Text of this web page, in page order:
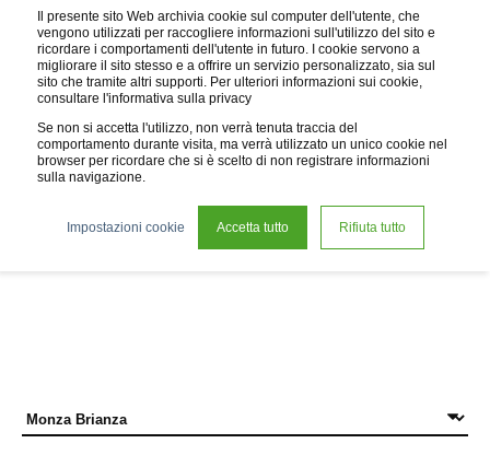
Il presente sito Web archivia cookie sul computer dell'utente, che
vengono utilizzati per raccogliere informazioni sull'utilizzo del sito e
ricordare i comportamenti dell'utente in futuro. I cookie servono a
migliorare il sito stesso e a offrire un servizio personalizzato, sia sul
sito che tramite altri supporti. Per ulteriori informazioni sui cookie,
consultare l'informativa sulla privacy
Se non si accetta l'utilizzo, non verrà tenuta traccia del
comportamento durante visita, ma verrà utilizzato un unico cookie nel
browser per ricordare che si è scelto di non registrare informazioni
sulla navigazione.
Impostazioni cookie Accetta tutto Rifiuta tutto
News